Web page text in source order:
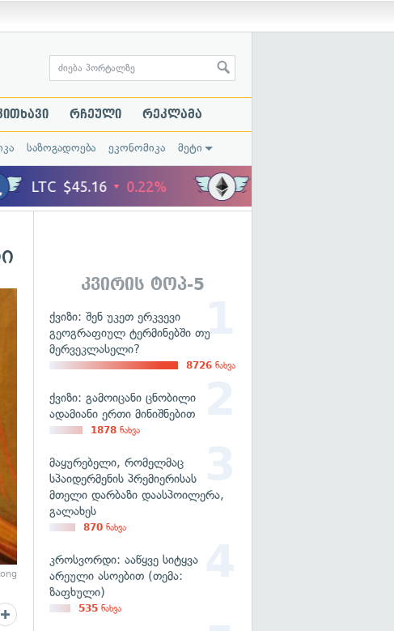
რჩეული რეკლამა
საზოგადოება ეკონომიკა მეტი
კვირის ტოპ-5
ქვიზი: შენ უკეთ ერკვევი
გეოგრაფიულ ტერმინებში თუ
მერვეკლასელი?
8726 ნახვა
ქვიზი: გამოიცანი ცნობილი
ადამიანი ერთი მინიშნებით
1878 ნახვა
მაყურებელი, რომელმაც
სპაიდერმენის პრემიერისას
მთელი დარბაზი დაასპოილერა,
გალახეს
870 ნახვა
კროსვორდი: ააწყვე სიტყვა
არეული ასოებით (თემა:
ზაფხული)
535 ნახვა